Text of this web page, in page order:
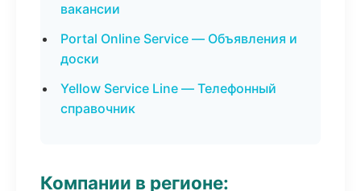
вакансии
Portal Online Service — Объявления и
доски
Yellow Service Line — Телефонный
справочник
Компании в регионе: